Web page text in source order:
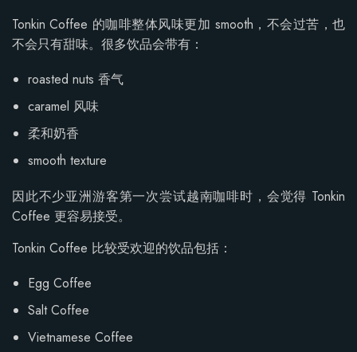
Tonkin Coffee 的咖啡整体风味更加 smooth，不会过苦，也
不会只有甜味。很多饮品会带有：
roasted nuts 香气
caramel 风味
柔和奶香
smooth texture
因此不少亚洲游客第一次尝试越南咖啡时，会觉得 Tonkin
Coffee 更容易接受。
Tonkin Coffee 比较受欢迎的饮品包括：
Egg Coffee
Salt Coffee
Vietnamese Coffee